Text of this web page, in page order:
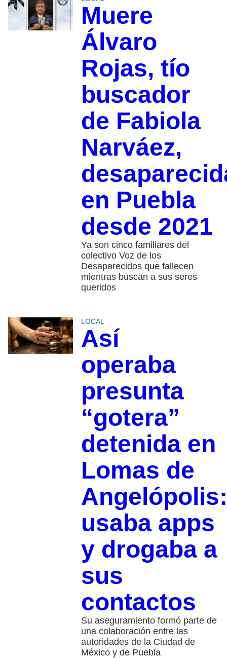
Muere
Álvaro
Rojas, tío
buscador
de Fabiola
Narváez,
en Puebla
desde 2021
Ya son cinco familiares del
colectivo Voz de los
Desaparecidos que fallecen
mientras buscan a sus seres
queridos
LOCAL
Así
operaba
presunta
“gotera”
detenida en
Lomas de
Angelópolis:
usaba apps
y drogaba a
sus
contactos
Su aseguramiento formó parte de
una colaboración entre las
autoridades de la Ciudad de
México y de Puebla